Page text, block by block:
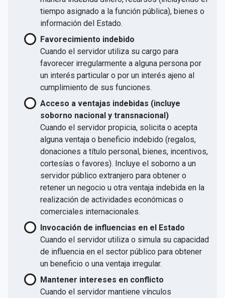
tiempo asignado a la función pública), bienes o
información del Estado.
Favorecimiento indebido
Cuando el servidor utiliza su cargo para
favorecer irregularmente a alguna persona por
un interés particular o por un interés ajeno al
cumplimiento de sus funciones.
Acceso a ventajas indebidas (incluye
soborno nacional y transnacional)
Cuando el servidor propicia, solicita o acepta
alguna ventaja o beneficio indebido (regalos,
donaciones a título personal, bienes, incentivos,
cortesías o favores). Incluye el soborno a un
servidor público extranjero para obtener o
retener un negocio u otra ventaja indebida en la
realización de actividades económicas o
comerciales internacionales.
Invocación de influencias en el Estado
Cuando el servidor utiliza o simula su capacidad
de influencia en el sector público para obtener
un beneficio o una ventaja irregular.
Mantener intereses en conflicto
Cuando el servidor mantiene vínculos